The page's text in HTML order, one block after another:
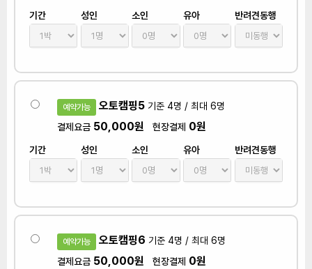
기간 성인 소인 유아 반려견동행
예약가능 오토캠핑5 기준 4명 / 최대 6명
결제요금 50,000원 현장결제 0원
기간 성인 소인 유아 반려견동행
예약가능 오토캠핑6 기준 4명 / 최대 6명
결제요금 50,000원 현장결제 0원